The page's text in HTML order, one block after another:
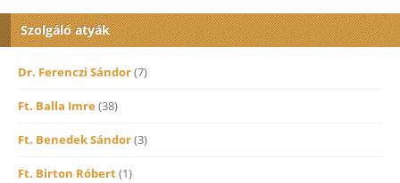
Szolgáló atyák
Dr. Ferenczi Sándor(7)
Ft. Balla Imre(38)
Ft. Benedek Sándor(3)
Ft. Birton Róbert(1)